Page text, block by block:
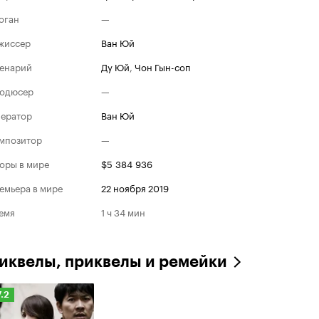
—
Ван Юй
Ду Юй, Чон Гын-соп
—
Ван Юй
—
в мире
$5 384 936
в мире
22 ноября 2019
1 ч 34 мин
приквелы и ремейки